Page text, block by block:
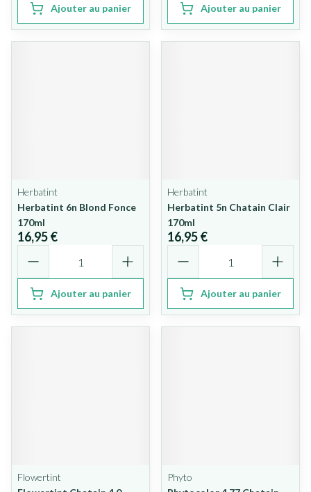
Ajouter au panier Ajouter au panier
Herbatint
Herbatint 6n Blond Fonce
170ml
16,95 €
Ajouter au panier
Herbatint
Herbatint 5n Chatain Clair
170ml
16,95 €
Ajouter au panier
Flowertint
Phyto